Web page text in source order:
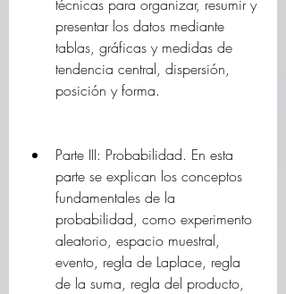
técnicas para organizar, resumir y
presentar los datos mediante
tablas, gráficas y medidas de
tendencia central, dispersión,
posición y forma.
Parte III: Probabilidad. En esta
parte se explican los conceptos
fundamentales de la
probabilidad, como experimento
aleatorio, espacio muestral,
evento, regla de Laplace, regla
de la suma, regla del producto,